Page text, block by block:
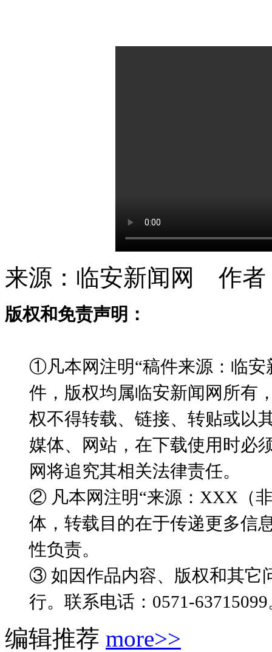
来源：临安新闻网 作
版权和免责声明：
①凡本网注明“稿件来源：临安
件，版权均属临安新闻网所有
权不得转载、链接、转贴或以
媒体、网站，在下载使用时必
网将追究其相关法律责任。
② 凡本网注明“来源：XXX（
体，转载目的在于传递更多信
性负责。
③ 如因作品内容、版权和其它
行。联系电话：0571-63715099
编辑推荐 more>>